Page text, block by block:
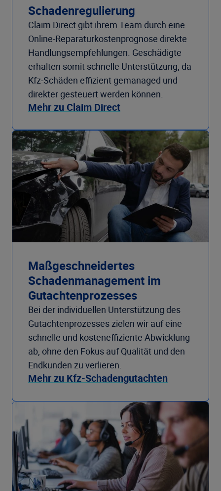
Schadenregulierung
Claim Direct gibt ihrem Team durch eine
Online-Reparaturkostenprognose direkte
Handlungsempfehlungen. Geschädigte
erhalten somit schnelle Unterstützung, da
Kfz-Schäden effizient gemanaged und
direkter gesteuert werden können.
Mehr zu Claim Direct
Maßgeschneidertes
Schadenmanagement im
Gutachtenprozesses
Bei der individuellen Unterstützung des
Gutachtenprozesses zielen wir auf eine
schnelle und kosteneffiziente Abwicklung
ab, ohne den Fokus auf Qualität und den
Endkunden zu verlieren.
Mehr zu Kfz-Schadengutachten